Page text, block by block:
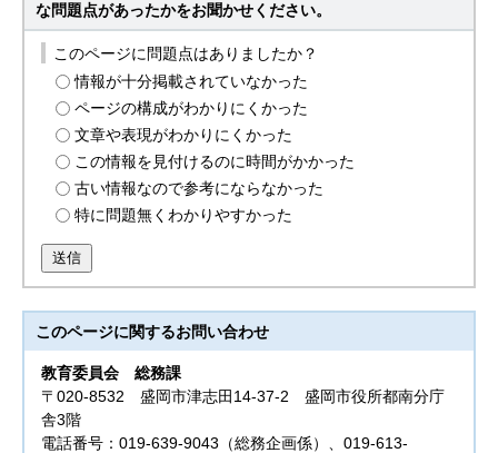
な問題点があったかをお聞かせください。
このページに問題点はありましたか？
情報が十分掲載されていなかった
ページの構成がわかりにくかった
文章や表現がわかりにくかった
この情報を見付けるのに時間がかかった
古い情報なので参考にならなかった
特に問題無くわかりやすかった
送信
このページに関するお問い合わせ
教育委員会総務課
〒020-8532 盛岡市津志田14-37-2 盛岡市役所都南分庁
舎3階
電話番号：019-639-9043（総務企画係）、019-613-